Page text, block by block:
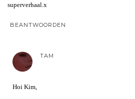
superverhaal.x
BEANTWOORDEN
TAM
Hoi Kim,